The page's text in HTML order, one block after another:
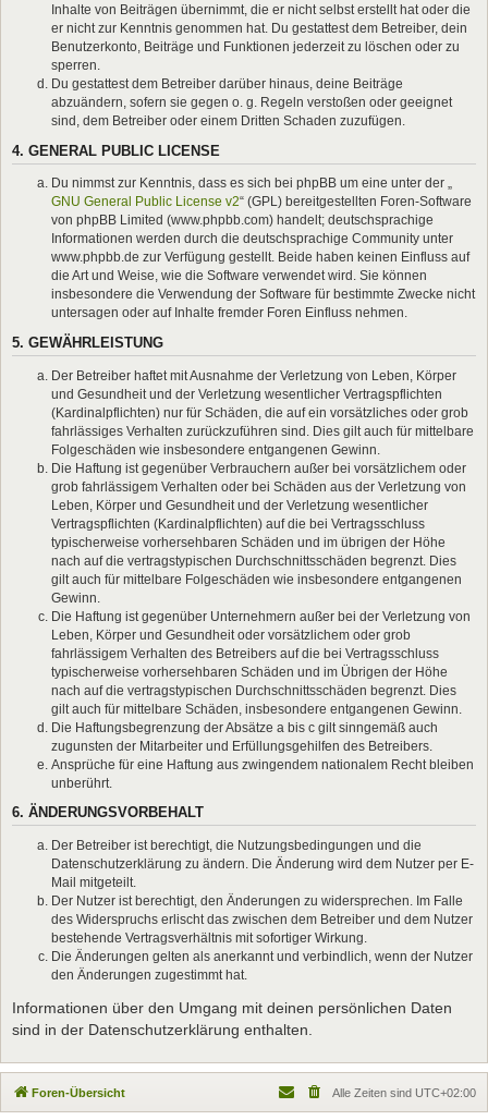
Inhalte von Beiträgen übernimmt, die er nicht selbst erstellt hat oder die
er nicht zur Kenntnis genommen hat. Du gestattest dem Betreiber, dein
Benutzerkonto, Beiträge und Funktionen jederzeit zu löschen oder zu
sperren.
Du gestattest dem Betreiber darüber hinaus, deine Beiträge
abzuändern, sofern sie gegen o. g. Regeln verstoßen oder geeignet
sind, dem Betreiber oder einem Dritten Schaden zuzufügen.
4. GENERAL PUBLIC LICENSE
Du nimmst zur Kenntnis, dass es sich bei phpBB um eine unter der „
GNU General Public License v2“ (GPL) bereitgestellten Foren-Software
von phpBB Limited (www.phpbb.com) handelt; deutschsprachige
Informationen werden durch die deutschsprachige Community unter
www.phpbb.de zur Verfügung gestellt. Beide haben keinen Einfluss auf
die Art und Weise, wie die Software verwendet wird. Sie können
insbesondere die Verwendung der Software für bestimmte Zwecke nicht
untersagen oder auf Inhalte fremder Foren Einfluss nehmen.
5. GEWÄHRLEISTUNG
Der Betreiber haftet mit Ausnahme der Verletzung von Leben, Körper
und Gesundheit und der Verletzung wesentlicher Vertragspflichten
(Kardinalpflichten) nur für Schäden, die auf ein vorsätzliches oder grob
fahrlässiges Verhalten zurückzuführen sind. Dies gilt auch für mittelbare
Folgeschäden wie insbesondere entgangenen Gewinn.
Die Haftung ist gegenüber Verbrauchern außer bei vorsätzlichem oder
grob fahrlässigem Verhalten oder bei Schäden aus der Verletzung von
Leben, Körper und Gesundheit und der Verletzung wesentlicher
Vertragspflichten (Kardinalpflichten) auf die bei Vertragsschluss
typischerweise vorhersehbaren Schäden und im übrigen der Höhe
nach auf die vertragstypischen Durchschnittsschäden begrenzt. Dies
gilt auch für mittelbare Folgeschäden wie insbesondere entgangenen
Gewinn.
Die Haftung ist gegenüber Unternehmern außer bei der Verletzung von
Leben, Körper und Gesundheit oder vorsätzlichem oder grob
fahrlässigem Verhalten des Betreibers auf die bei Vertragsschluss
typischerweise vorhersehbaren Schäden und im Übrigen der Höhe
nach auf die vertragstypischen Durchschnittsschäden begrenzt. Dies
gilt auch für mittelbare Schäden, insbesondere entgangenen Gewinn.
Die Haftungsbegrenzung der Absätze a bis c gilt sinngemäß auch
zugunsten der Mitarbeiter und Erfüllungsgehilfen des Betreibers.
Ansprüche für eine Haftung aus zwingendem nationalem Recht bleiben
unberührt.
6. ÄNDERUNGSVORBEHALT
Der Betreiber ist berechtigt, die Nutzungsbedingungen und die
Datenschutzerklärung zu ändern. Die Änderung wird dem Nutzer per E-
Mail mitgeteilt.
Der Nutzer ist berechtigt, den Änderungen zu widersprechen. Im Falle
des Widerspruchs erlischt das zwischen dem Betreiber und dem Nutzer
bestehende Vertragsverhältnis mit sofortiger Wirkung.
Die Änderungen gelten als anerkannt und verbindlich, wenn der Nutzer
den Änderungen zugestimmt hat.
Informationen über den Umgang mit deinen persönlichen Daten
sind in der Datenschutzerklärung enthalten.
Foren-Übersicht Alle Zeiten sind UTC+02:00